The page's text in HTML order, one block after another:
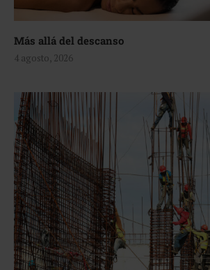
Más allá del descanso
4 agosto, 2026